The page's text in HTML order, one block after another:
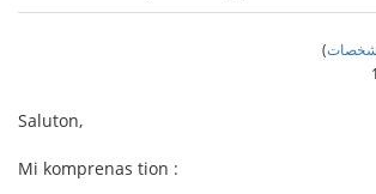
)
Saluton,
Mi komprenas tion :